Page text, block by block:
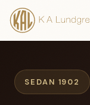
SEDAN 1902